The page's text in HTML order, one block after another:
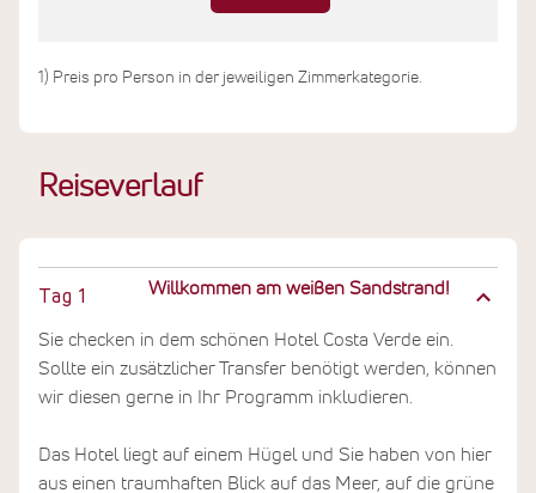
Reiseverlauf
Tag 1 Willkommen am weißen Sandstrand!
Sie checken in dem schönen Hotel Costa Verde ein.
Sollte ein zusätzlicher Transfer benötigt werden, können
wir diesen gerne in Ihr Programm inkludieren.
Das Hotel liegt auf einem Hügel und Sie haben von hier
aus einen traumhaften Blick auf das Meer, auf die grüne
1) Preis pro Person in der jeweiligen Zimmerkategorie.